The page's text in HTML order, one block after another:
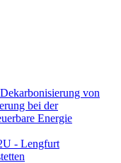
von
bei der
Energie
- Lengfurt